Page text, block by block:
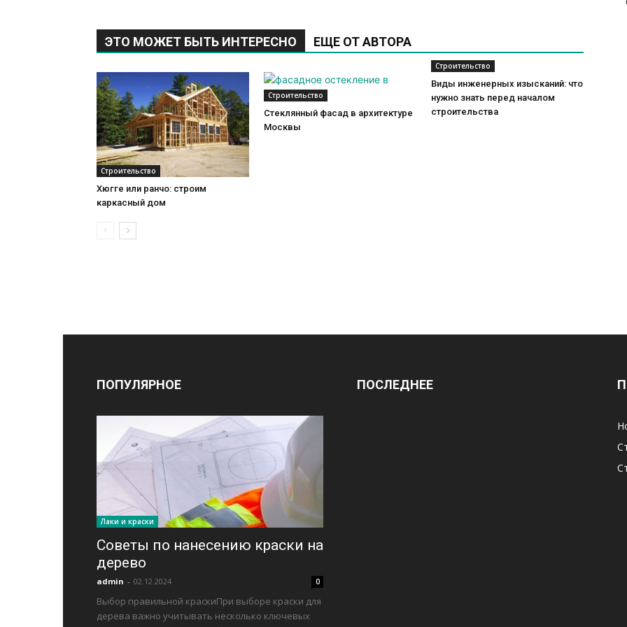
ЭТО МОЖЕТ БЫТЬ ИНТЕРЕСНО ЕЩЕ ОТ АВТОРА
Строительство
Хюгге или ранчо: строим
каркасный дом
Строительство
Стеклянный фасад в архитектуре
Москвы
Строительство
Виды инженерных изысканий: что
нужно знать перед началом
строительства
ПОПУЛЯРНОЕ
Лаки и краски
Советы по нанесению краски на
дерево
admin - 02.12.2024 0
Выбор правильной краскиПри выборе краски для
дерева важно учитывать несколько ключевых
ПОСЛЕДНЕЕ